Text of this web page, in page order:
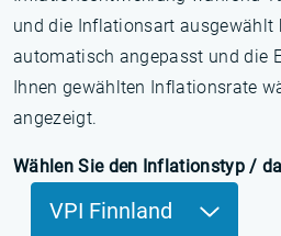
und die Inflationsart ausgewählt
automatisch angepasst und die
Ihnen gewählten Inflationsrate
angezeigt.
Wählen Sie den Inflationstyp /
VPI Finnland